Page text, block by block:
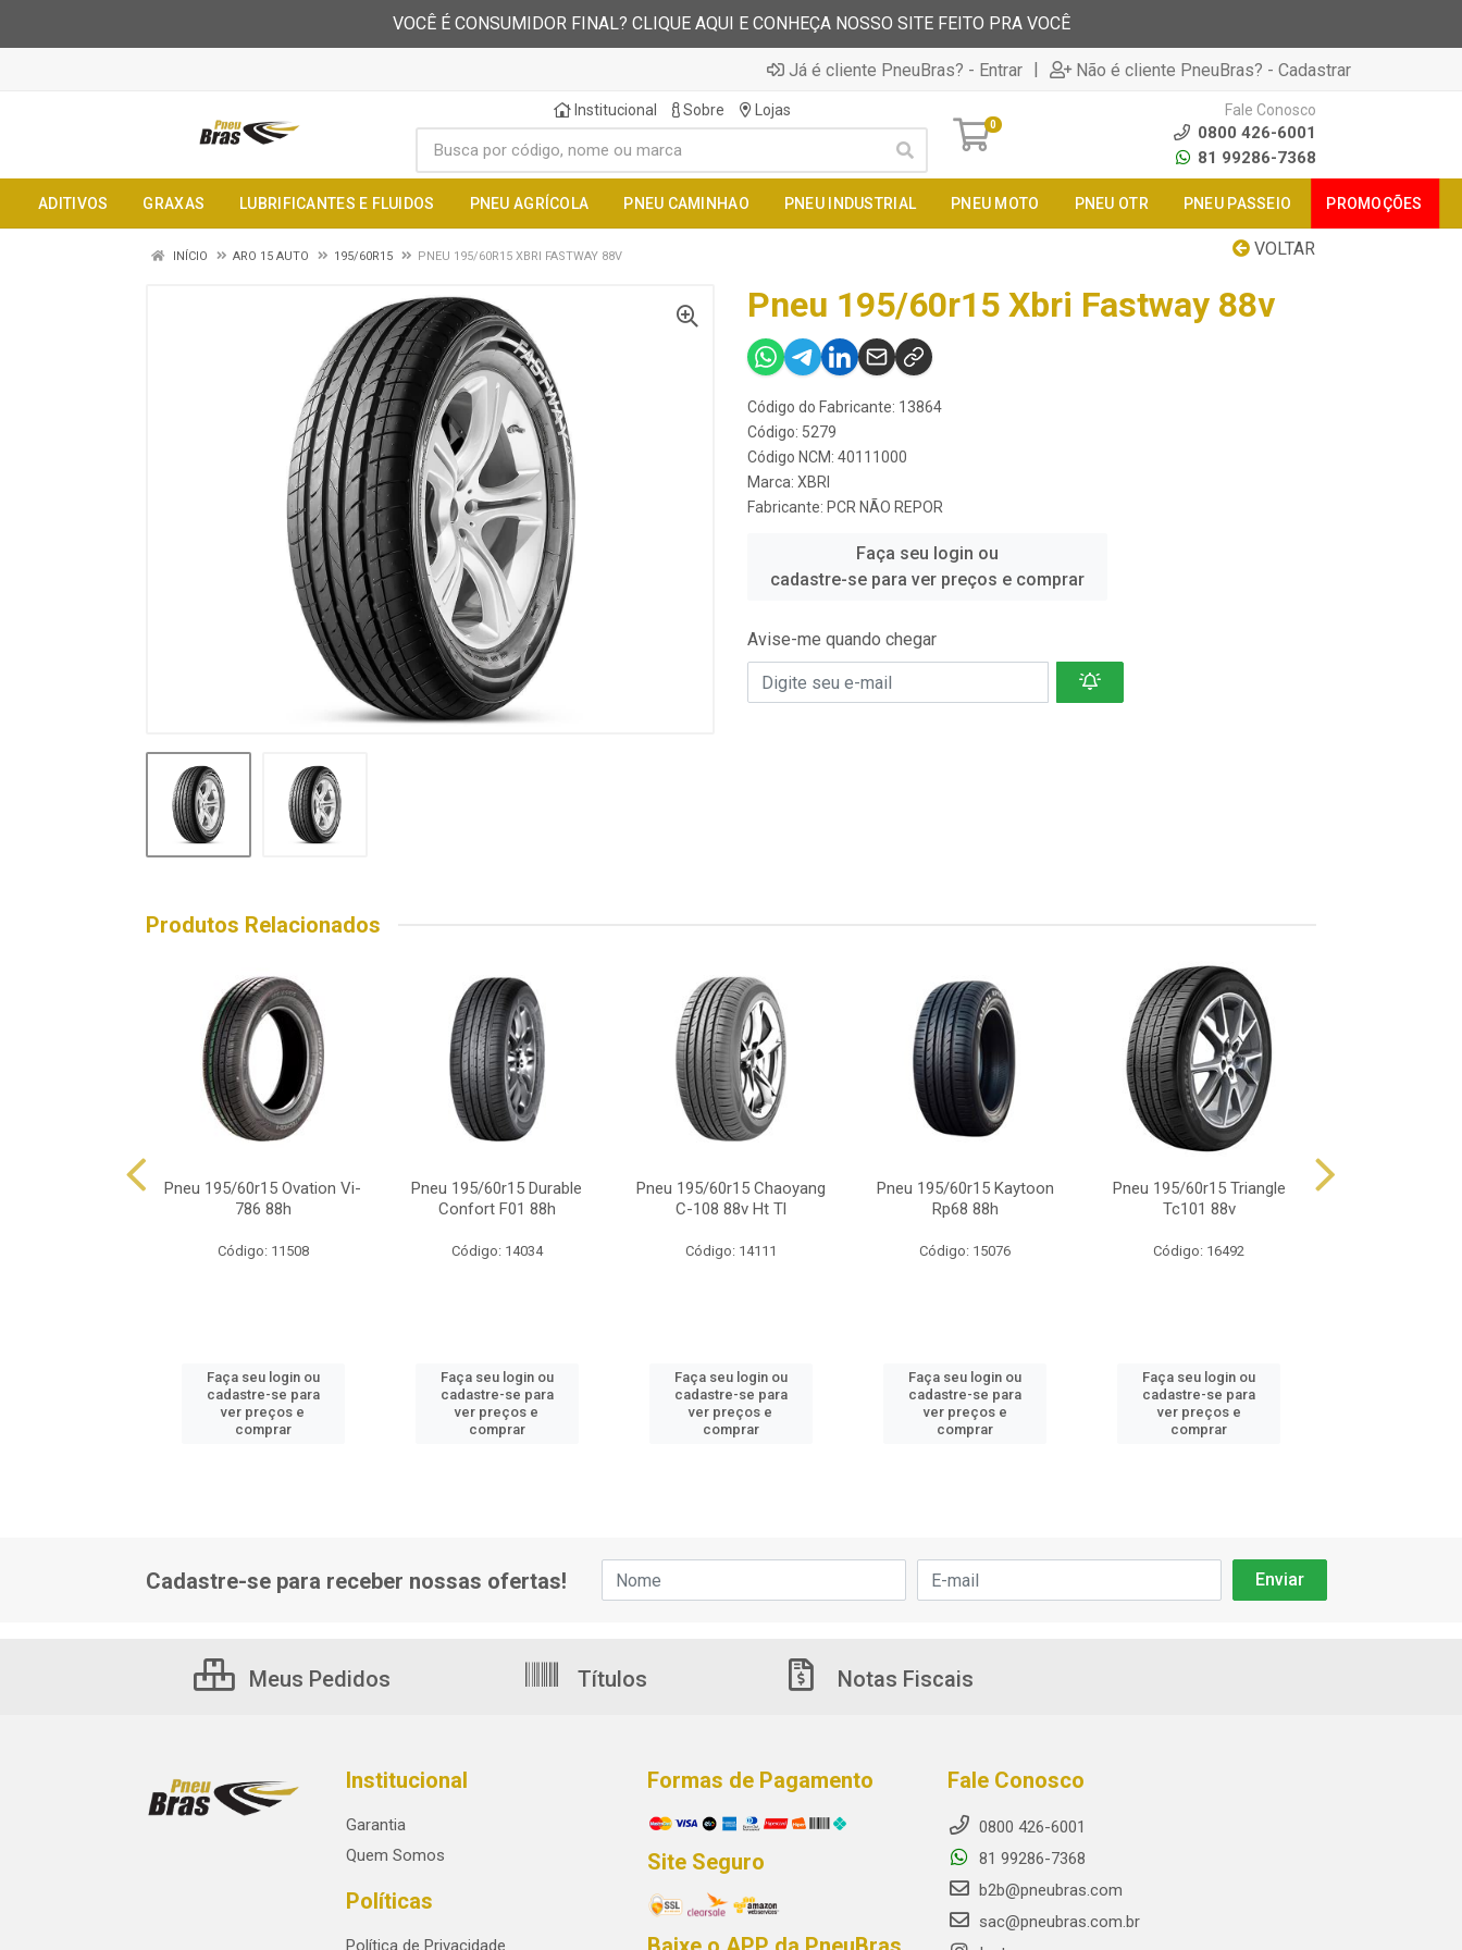
VOCÊ É CONSUMIDOR FINAL? CLIQUE AQUI E CONHEÇA NOSSO SITE FEITO PRA VOCÊ
Já é cliente PneuBras? - Entrar | Não é cliente PneuBras? - Cadastrar
Institucional Sobre Lojas
0
Fale Conosco
0800 426-6001
81 99286-7368
ADITIVOS GRAXAS LUBRIFICANTES E FLUIDOS PNEU AGRÍCOLA PNEU CAMINHAO PNEU INDUSTRIAL PNEU MOTO PNEU OTR PNEU PASSEIO PROMOÇÕES
VOLTAR
INÍCIO ARO 15 AUTO 195/60R15 PNEU 195/60R15 XBRI FASTWAY 88V
Pneu 195/60r15 Xbri Fastway 88v
Código do Fabricante: 13864
Código: 5279
Código NCM: 40111000
Marca: XBRI
Fabricante: PCR NÃO REPOR
Faça seu login ou
cadastre-se para ver preços e comprar
Avise-me quando chegar
Produtos Relacionados
Pneu 195/60r15 Ovation Vi-
786 88h
Código: 11508
Faça seu login ou
cadastre-se para
ver preços e
comprar
Pneu 195/60r15 Durable
Confort F01 88h
Código: 14034
Faça seu login ou
cadastre-se para
ver preços e
comprar
Pneu 195/60r15 Chaoyang
C-108 88v Ht Tl
Código: 14111
Faça seu login ou
cadastre-se para
ver preços e
comprar
Pneu 195/60r15 Kaytoon
Rp68 88h
Código: 15076
Faça seu login ou
cadastre-se para
ver preços e
comprar
Pneu 195/60r15 Triangle
Tc101 88v
Código: 16492
Faça seu login ou
cadastre-se para
ver preços e
comprar
Cadastre-se para receber nossas ofertas!
Meus Pedidos Títulos Notas Fiscais
Institucional
Garantia
Quem Somos
Políticas
Política de Privacidade
Formas de Pagamento
Site Seguro
Fale Conosco
0800 426-6001
81 99286-7368
b2b@pneubras.com
sac@pneubras.com.br